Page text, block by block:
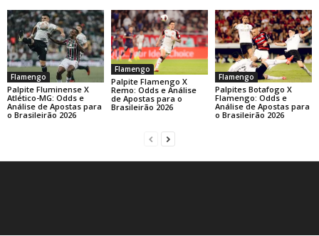
Flamengo
Palpite Fluminense X
Atlético-MG: Odds e
Análise de Apostas para
o Brasileirão 2026
Flamengo
Palpite Flamengo X
Remo: Odds e Análise
de Apostas para o
Brasileirão 2026
Flamengo
Palpites Botafogo X
Flamengo: Odds e
Análise de Apostas para
o Brasileirão 2026